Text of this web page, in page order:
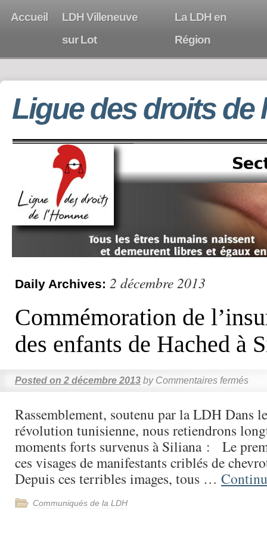
Accueil
LDH Villeneuve
sur Lot
La LDH en
Région
Ligue des droits de
Daily Archives: 2 décembre 2013
Commémoration de
des enfants de Hached à
Posted on 2 décembre 2013 by Commentaires fermés
Rassemblement, soutenu par la LDH Dans
révolution tunisienne, nous retiendrons
moments forts survenus à Siliana : Le
ces visages de manifestants criblés de
Depuis ces terribles images, tous …
Communiqués de la LDH